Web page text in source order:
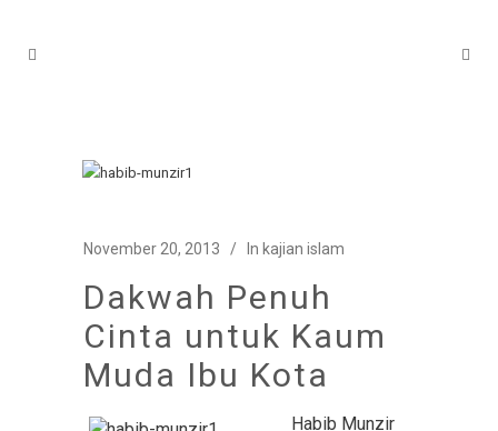
November 20, 2013 In kajian islam
Dakwah Penuh
Cinta untuk Kaum
Muda Ibu Kota
Habib Munzir